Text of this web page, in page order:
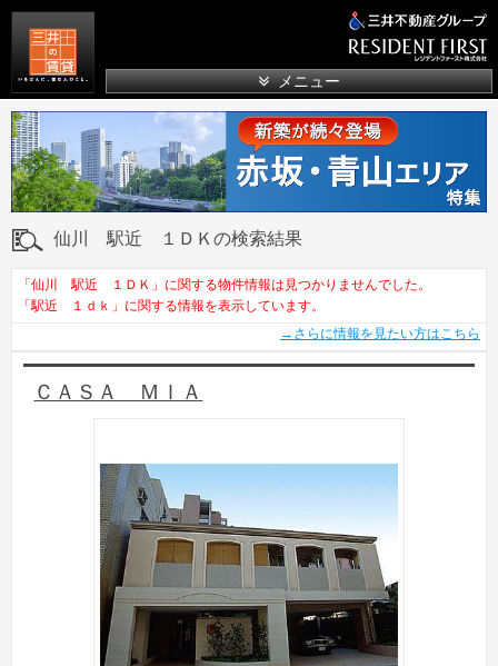
メニュー
仙川 駅近 １ＤＫの検索結果
「仙川 駅近 １ＤＫ」に関する物件情報は見つかりませんでした。
「駅近 １ｄｋ」に関する情報を表示しています。
→さらに情報を見たい方はこちら
ＣＡＳＡ ＭＩＡ